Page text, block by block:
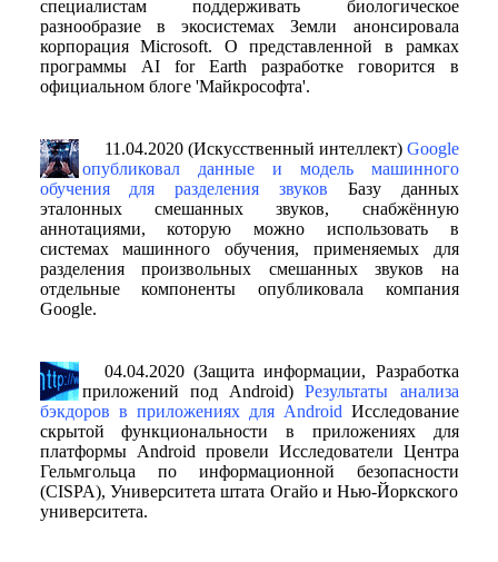
специалистам поддерживать биологическое
разнообразие в экосистемах Земли анонсировала
корпорация Microsoft. О представленной в рамках
программы AI for Earth разработке говорится в
официальном блоге 'Майкрософта'.
11.04.2020 (Искусственный интеллект) Google
опубликовал данные и модель машинного
обучения для разделения звуков Базу данных
эталонных смешанных звуков, снабжённую
аннотациями, которую можно использовать в
системах машинного обучения, применяемых для
разделения произвольных смешанных звуков на
отдельные компоненты опубликовала компания
Google.
04.04.2020 (Защита информации, Разработка
приложений под Android)Результаты анализа
бэкдоров в приложениях для Android Исследование
скрытой функциональности в приложениях для
платформы Android провели Исследователи Центра
Гельмгольца по информационной безопасности
(CISPA), Университета штата Огайо и Нью-Йоркского
университета.